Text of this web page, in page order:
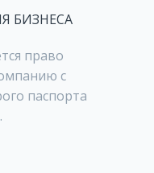
БИЗНЕСА
право
с
паспорта